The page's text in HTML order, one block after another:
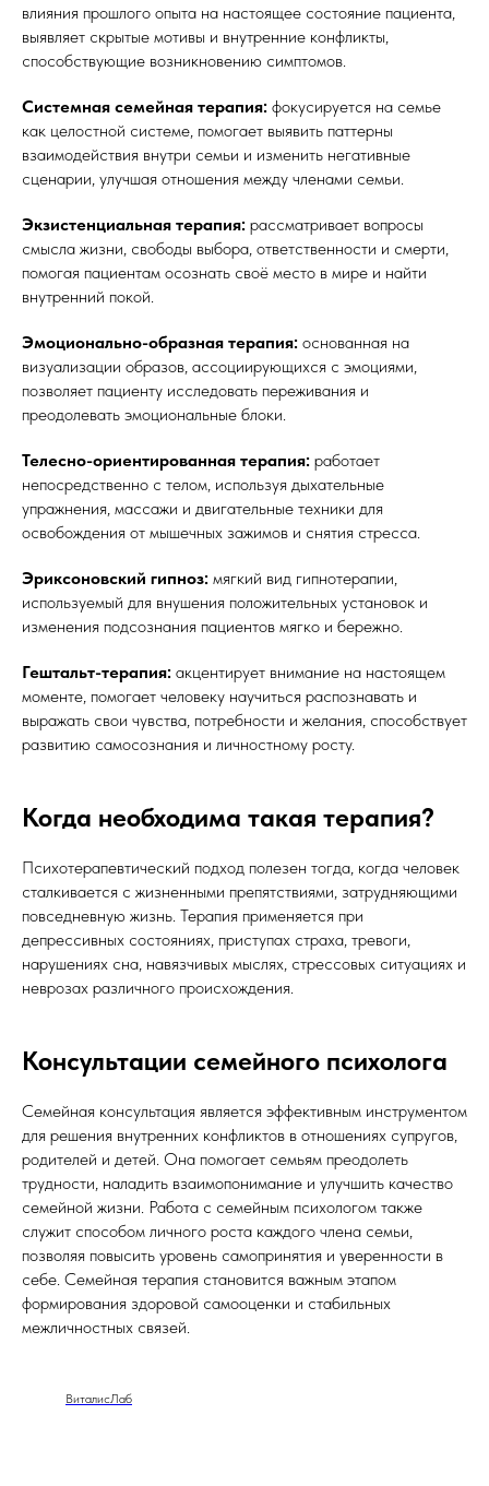
влияния прошлого опыта на настоящее состояние пациента,
выявляет скрытые мотивы и внутренние конфликты,
способствующие возникновению симптомов.
Системная семейная терапия: фокусируется на семье
как целостной системе, помогает выявить паттерны
взаимодействия внутри семьи и изменить негативные
сценарии, улучшая отношения между членами семьи.
Экзистенциальная терапия: рассматривает вопросы
смысла жизни, свободы выбора, ответственности и смерти,
помогая пациентам осознать своё место в мире и найти
внутренний покой.
Эмоционально-образная терапия: основанная на
визуализации образов, ассоциирующихся с эмоциями,
позволяет пациенту исследовать переживания и
преодолевать эмоциональные блоки.
Телесно-ориентированная терапия: работает
непосредственно с телом, используя дыхательные
упражнения, массажи и двигательные техники для
освобождения от мышечных зажимов и снятия стресса.
Эриксоновский гипноз: мягкий вид гипнотерапии,
используемый для внушения положительных установок и
изменения подсознания пациентов мягко и бережно.
Гештальт-терапия: акцентирует внимание на настоящем
моменте, помогает человеку научиться распознавать и
выражать свои чувства, потребности и желания, способствует
развитию самосознания и личностному росту.
Когда необходима такая терапия?
Психотерапевтический подход полезен тогда, когда человек
сталкивается с жизненными препятствиями, затрудняющими
повседневную жизнь. Терапия применяется при
депрессивных состояниях, приступах страха, тревоги,
нарушениях сна, навязчивых мыслях, стрессовых ситуациях и
неврозах различного происхождения.
Консультации семейного психолога
Семейная консультация является эффективным инструментом
для решения внутренних конфликтов в отношениях супругов,
родителей и детей. Она помогает семьям преодолеть
трудности, наладить взаимопонимание и улучшить качество
семейной жизни. Работа с семейным психологом также
служит способом личного роста каждого члена семьи,
позволяя повысить уровень самопринятия и уверенности в
себе. Семейная терапия становится важным этапом
формирования здоровой самооценки и стабильных
межличностных связей.
ВиталисЛаб